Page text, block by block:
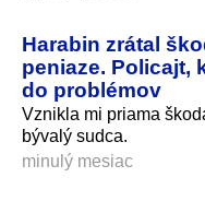
Harabin zrátal
peniaze. Policajt,
do problémov
Vznikla mi priama
bývalý sudca.
minulý mesiac